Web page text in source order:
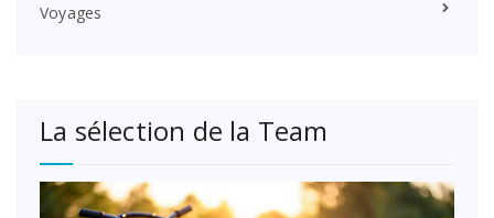
Voyages
La sélection de la Team